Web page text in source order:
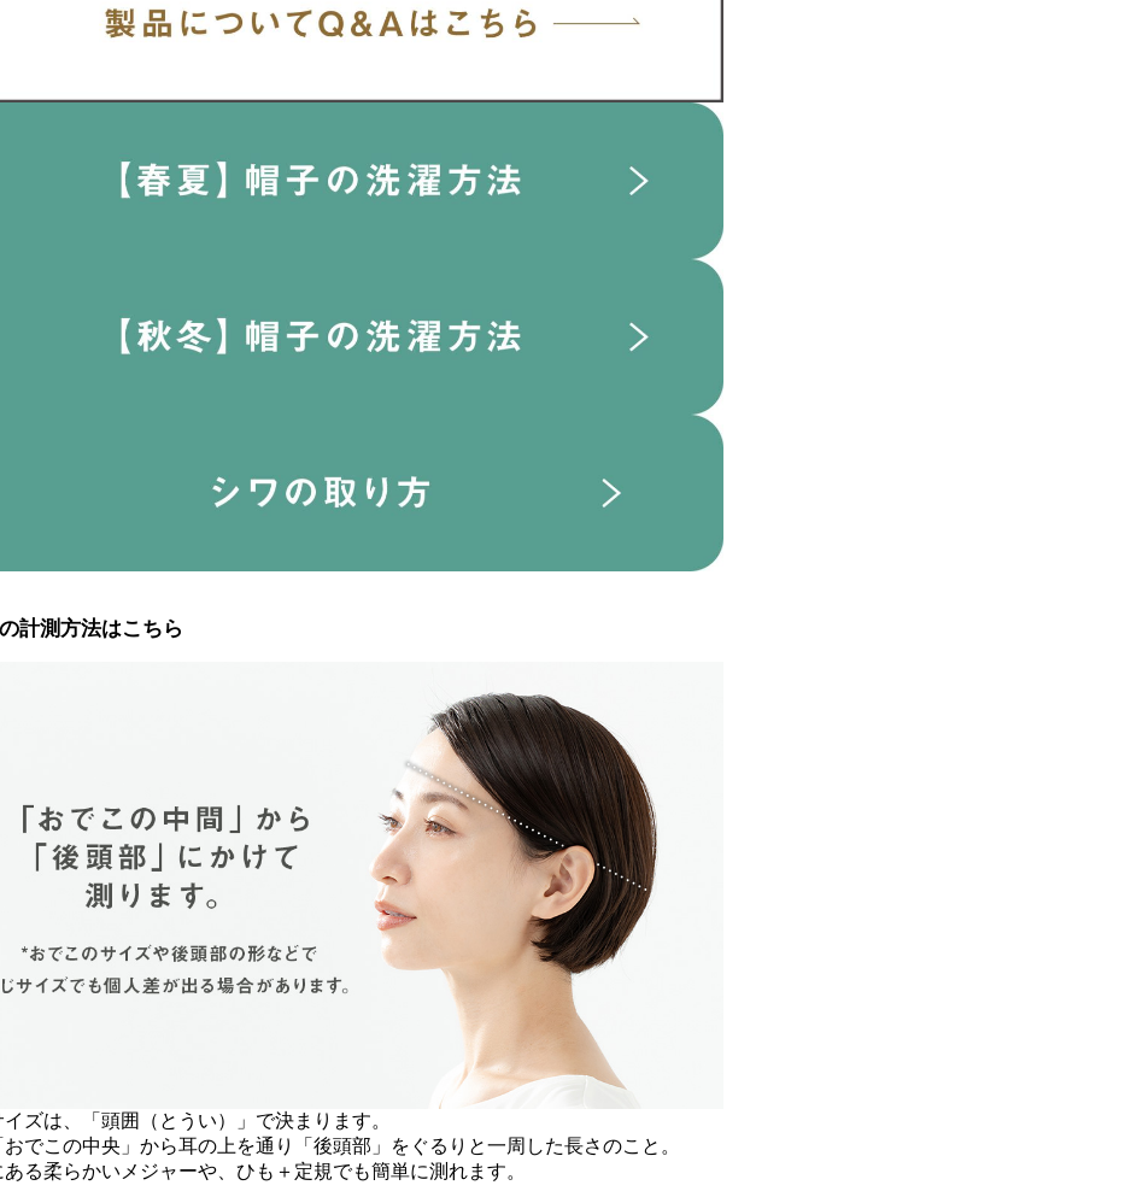
の計測方法はこちら
ズは、「頭囲（とうい）」で決まります。
おでこの中央」から耳の上を通り「後頭部」をぐるりと一周した長さのこと。
ある柔らかいメジャーや、ひも＋定規でも簡単に測れます。